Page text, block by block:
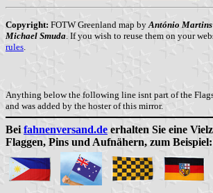
Copyright: FOTW Greenland map byAntónio Martins
Michael Smuda. If you wish to reuse them on your
rules.
Anything below the following line isnt part of the
and was added by the hoster of this mirror.
Bei fahnenversand.de erhalten Sie eine
Flaggen, Pins und Aufnähern, zum Beispiel: